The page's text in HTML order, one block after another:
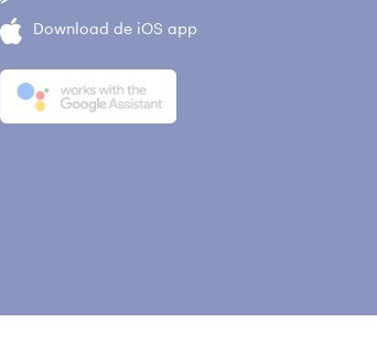
Download de iOS app